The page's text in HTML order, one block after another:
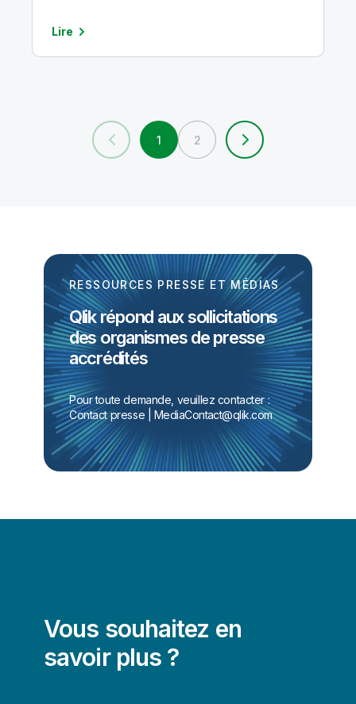
Qlik
Lire
1 2
RESSOURCES PRESSE ET MÉDIAS
Qlik répond aux sollicitations
des organismes de presse
accrédités
Pour toute demande, veuillez contacter :
Contact presse | MediaContact@qlik.com
Vous souhaitez en
savoir plus ?